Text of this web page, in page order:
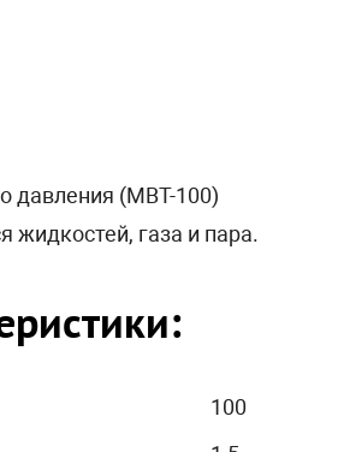
давления (МВТ-100)
жидкостей, газа и пара.
100